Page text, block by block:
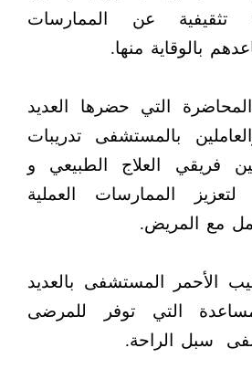
تثقيفية عن الممارسات
بالوقاية منها.
التي حضرها العديد
بالمستشفى تدريبات
فريقي العلاج الطبيعي و
الممارسات العملية
مع المريض.
الأحمر المستشفى بالعديد
التي توفر للمرضى
سبل الراحة.